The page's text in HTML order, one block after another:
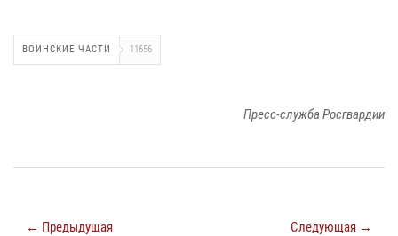
ВОИНСКИЕ ЧАСТИ 11656
Пресс-служба Росгвардии
← Предыдущая Следующая →